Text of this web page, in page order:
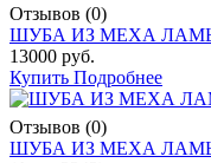
Отзывов (0)
ШУБА ИЗ МЕХА
13000 руб.
Купить Подробнее
Отзывов (0)
ШУБА ИЗ МЕХА